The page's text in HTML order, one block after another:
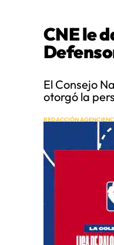
CNE le
El Consejo
otorgó la
REDACCIÓN